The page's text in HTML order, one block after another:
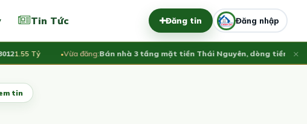
Tin Tức Đăng tin Đăng nhập
Tỷ Vừa đăng:Bán nhà 3 tầng mặt tiền Thái Nguyên, dòng tiền ổn định
×
tin